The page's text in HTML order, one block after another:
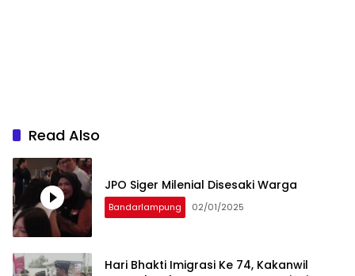
Read Also
JPO Siger Milenial Disesaki Warga
Bandarlampung 02/01/2025
Hari Bhakti Imigrasi Ke 74, Kakanwil